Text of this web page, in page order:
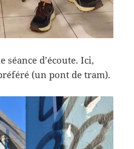
d’écoute. Ici,
(un pont de tram).